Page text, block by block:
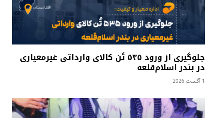
جلوگیری از ورود ۵۳۵ تُن کالای وارداتی غیرمعیاری
در بندر اسلام‌قلعه
1 آگست 2026